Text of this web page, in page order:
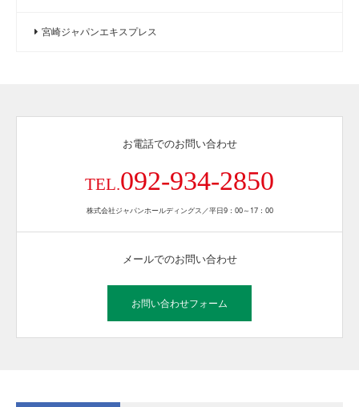
宮崎ジャパンエキスプレス
お電話でのお問い合わせ
TEL.092-934-2850
株式会社ジャパンホールディングス／平日9：00～17：00
メールでのお問い合わせ
お問い合わせフォーム